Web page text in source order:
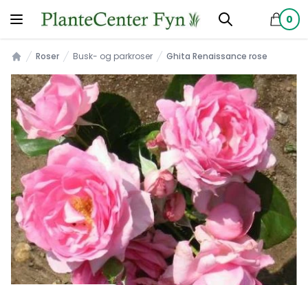
0
Roser Busk- og parkroser Ghita Renaissance rose